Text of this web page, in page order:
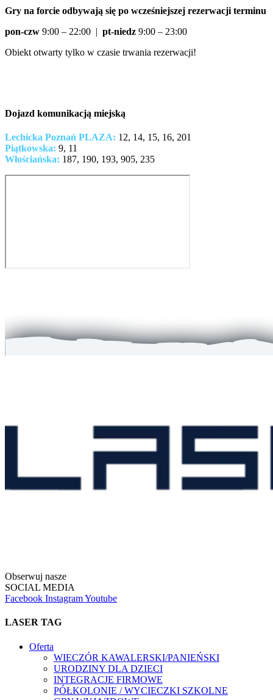
Gry na forcie odbywają się po wcześniejszej rezerwacji terminu
pon-czw 9:00 – 22:00 | pt-niedz 9:00 – 23:00
Obiekt otwarty tylko w czasie trwania rezerwacji!
Dojazd komunikacją miejską
Lechicka Poznań PLAZA: 12, 14, 15, 16, 201
Piątkowska: 9, 11
Włościańska: 187, 190, 193, 905, 235
Obserwuj nasze
SOCIAL MEDIA
Facebook InstagramYoutube
LASER TAG
Oferta
WIECZÓR KAWALERSKI/PANIEŃSKI
URODZINY DLA DZIECI
INTEGRACJE FIRMOWE
PÓŁKOLONIE / WYCIECZKI SZKOLNE